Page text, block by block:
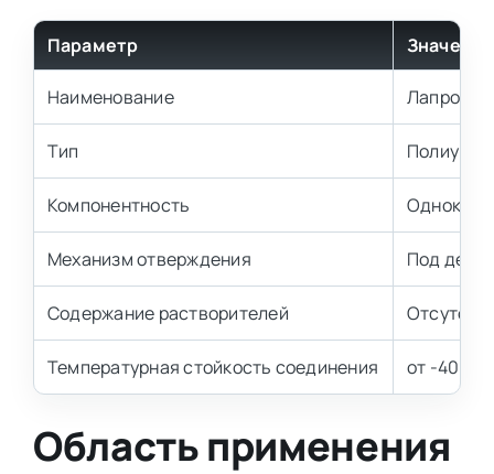
Параметр Значение
Наименование Лапрол
Тип
Компонентность
Механизм отверждения Под
Содержание растворителей
Температурная стойкость соединения от -40 до
Область применения